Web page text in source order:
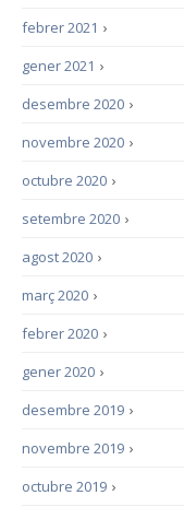
›
febrer 2021
›
gener 2021
›
desembre 2020
›
novembre 2020
›
octubre 2020
›
setembre 2020
›
agost 2020
›
març 2020
›
febrer 2020
›
gener 2020
›
desembre 2019
›
novembre 2019
›
octubre 2019